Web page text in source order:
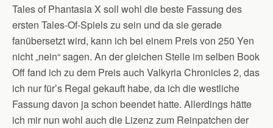
Tales of Phantasia X soll wohl die beste Fassung des
ersten Tales-Of-Spiels zu sein und da sie gerade
fanübersetzt wird, kann ich bei einem Preis von 250 Yen
nicht „nein“ sagen. An der gleichen Stelle im selben Book
Off fand ich zu dem Preis auch Valkyria Chronicles 2, das
ich nur für’s Regal gekauft habe, da ich die westliche
Fassung davon ja schon beendet hatte. Allerdings hätte
ich mir nun wohl auch die Lizenz zum Reinpatchen der